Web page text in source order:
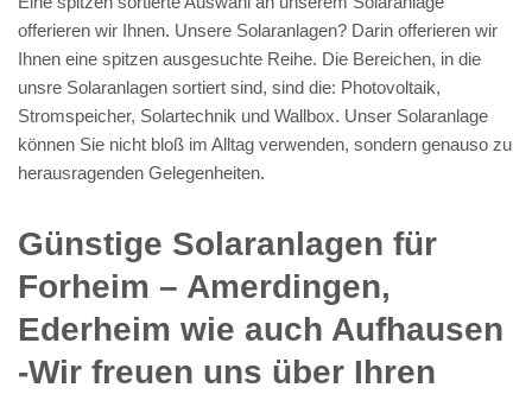
offerieren wir Ihnen. Unsere Solaranlagen? Darin offerieren wir
Ihnen eine spitzen ausgesuchte Reihe. Die Bereichen, in die
unsre Solaranlagen sortiert sind, sind die: Photovoltaik,
Stromspeicher, Solartechnik und Wallbox. Unser Solaranlage
können Sie nicht bloß im Alltag verwenden, sondern genauso zu
herausragenden Gelegenheiten.
Günstige Solaranlagen für
Forheim – Amerdingen,
Ederheim wie auch Aufhausen
-Wir freuen uns über Ihren